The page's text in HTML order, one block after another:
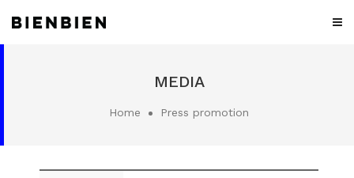
MEDIA
Home Press promotion